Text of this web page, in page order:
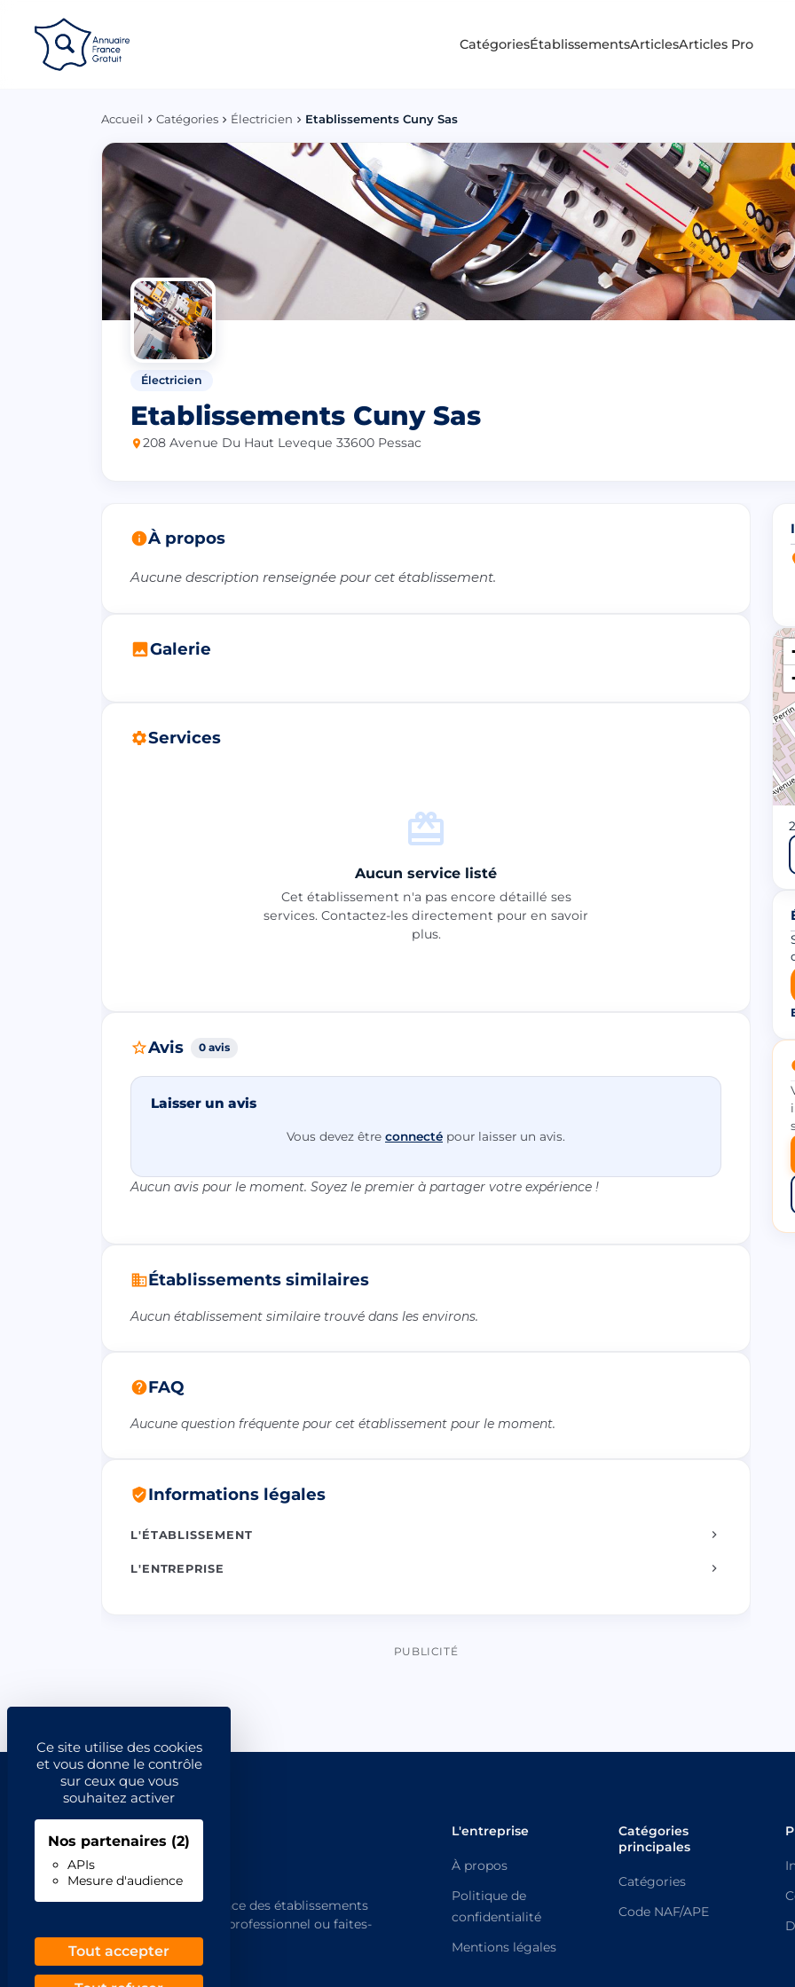
Ce site utilise des cookies
et vous donne le contrôle
sur ceux que vous
souhaitez activer
Nos partenaires (2)
APIs
Mesure d'audience
Tout accepter
CatégoriesÉtablissementsArticlesArticles Pro
Accueil Catégories Électricien Etablissements Cuny Sas
Électricien
Etablissements Cuny Sas
208 Avenue Du Haut Leveque 33600 Pessac
À propos
Aucune description renseignée pour cet établissement.
Galerie
Services
Aucun service listé
Cet établissement n'a pas encore détaillé ses
services. Contactez-les directement pour en savoir
plus.
Avis 0 avis
Laisser un avis
Vous devez être connecté pour laisser un avis.
Aucun avis pour le moment. Soyez le premier à partager votre expérience !
Établissements similaires
Aucun établissement similaire trouvé dans les environs.
FAQ
Aucune question fréquente pour cet établissement pour le moment.
Informations légales
L'ÉTABLISSEMENT
L'ENTREPRISE
PUBLICITÉ
L'annuaire de référence des établissements
français. Trouvez un professionnel ou faites-
vous trouver.
L'entreprise
À propos
Politique de
confidentialité
Mentions légales
Catégories
principales
Catégories
Code NAF/APE